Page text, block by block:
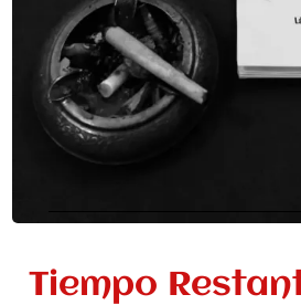
Tiempo